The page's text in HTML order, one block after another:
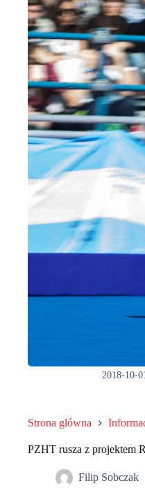
2018-10-
Strona główna
PZHT rusza z projektem
Filip Sobczak